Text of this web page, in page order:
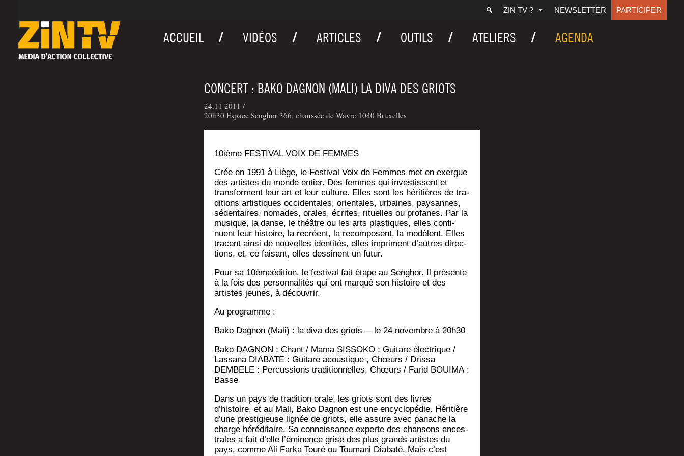
ZIN TV ? NEWSLETTER PARTICIPER
ACCUEIL VIDÉOS ARTICLES OUTILS ATELIERS AGENDA
CONCERT : BAKO DAGNON (MALI) LA DIVA DES GRIOTS
24.11 2011 /
20h30 Espace Senghor 366, chaussée de Wavre 1040 Bruxelles
10ième FESTIVAL VOIX DE FEMMES
Crée en 1991 à Liège, le Fes­ti­val Voix de Femmes met en exergue
des artistes du monde entier. Des femmes qui inves­tissent et
trans­forment leur art et leur culture. Elles sont les héri­tières de tra­
di­tions artis­tiques occi­den­tales, orien­tales, urbaines, pay­sannes,
séden­taires, nomades, orales, écrites, rituelles ou pro­fanes. Par la
musique, la danse, le théâtre ou les arts plas­tiques, elles conti­
nuent leur his­toire, la recréent, la recom­posent, la modèlent. Elles
tracent ain­si de nou­velles iden­ti­tés, elles impriment d’autres direc­
tions, et, ce fai­sant, elles des­sinent un futur.
Pour sa 10èmeédition, le fes­ti­val fait étape au Sen­ghor. Il pré­sente
à la fois des per­son­na­li­tés qui ont mar­qué son his­toire et des
artistes jeunes, à découvrir.
Au pro­gramme :
Bako Dagnon (Mali) : la diva des griots — le 24 novembre à 20h30
Bako DAGNON : Chant / Mama SISSOKO : Gui­tare élec­trique /
Las­sa­na DIABATE : Gui­tare acous­tique , Chœurs / Dris­sa
DEMBELE : Per­cus­sions tra­di­tion­nelles, Chœurs / Farid BOUIMA :
Basse
Dans un pays de tra­di­tion orale, les griots sont des livres
d’histoire, et au Mali, Bako Dagnon est une ency­clo­pé­die. Héri­tière
d’une pres­ti­gieuse lignée de griots, elle assure avec panache la
charge héré­di­taire. Sa connais­sance experte des chan­sons ances­
trales a fait d’elle l’éminence grise des plus grands artistes du
pays, comme Ali Far­ka Tou­ré ou Tou­ma­ni Dia­ba­té. Mais c’est